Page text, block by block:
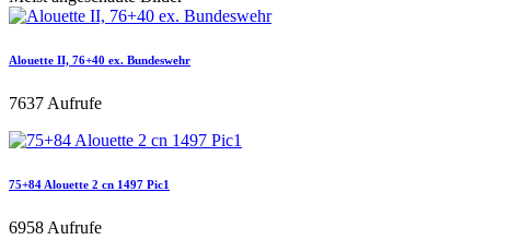
Alouette II, 76+40 ex. Bundeswehr
7637 Aufrufe
75+84 Alouette 2 cn 1497 Pic1
6958 Aufrufe